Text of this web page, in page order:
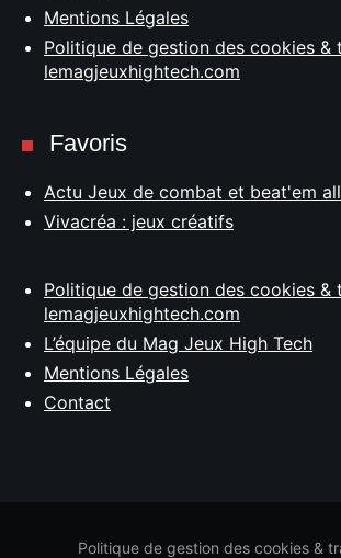
Mentions Légales
Politique de gestion des cookies &
lemagjeuxhightech.com
Favoris
Actu Jeux de combat et beat'em all
Vivacréa : jeux créatifs
Politique de gestion des cookies &
lemagjeuxhightech.com
L’équipe du Mag Jeux High Tech
Mentions Légales
Contact
Politique de gestion des cookies &